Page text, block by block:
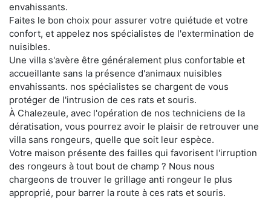
envahissants.
Faites le bon choix pour assurer votre quiétude et votre
confort, et appelez nos spécialistes de l'extermination de
nuisibles.
Une villa s'avère être généralement plus confortable et
accueillante sans la présence d'animaux nuisibles
envahissants. nos spécialistes se chargent de vous
protéger de l'intrusion de ces rats et souris.
À Chalezeule, avec l'opération de nos techniciens de la
dératisation, vous pourrez avoir le plaisir de retrouver une
villa sans rongeurs, quelle que soit leur espèce.
Votre maison présente des failles qui favorisent l'irruption
des rongeurs à tout bout de champ ? Nous nous
chargeons de trouver le grillage anti rongeur le plus
approprié, pour barrer la route à ces rats et souris.